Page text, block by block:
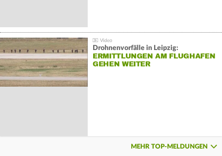
Drohnenvorfälle in Leipzig:
ERMITTLUNGEN AM FLUGHAFEN
GEHEN WEITER
MEHR TOP-MELDUNGEN